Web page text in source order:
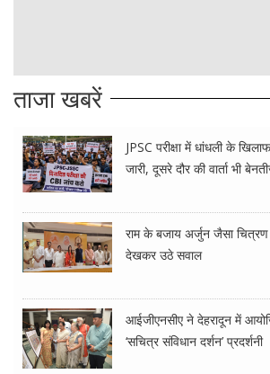
ताजा खबरें
JPSC परीक्षा में धांधली के
जारी, दूसरे दौर की वार्ता भी
राम के बजाय अर्जुन जैसा चित्रण
देखकर उठे सवाल
आईजीएनसीए ने देहरादून में
‘सचित्र संविधान दर्शन’ प्रदर्शनी